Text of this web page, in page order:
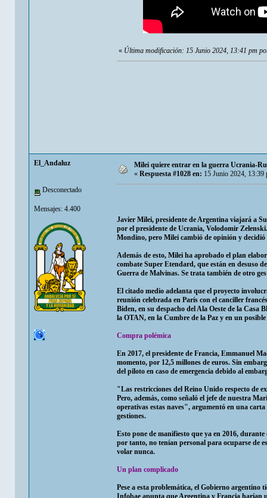
« Última modificación: 15 Junio 2024, 13:41 pm
El_Andaluz
Desconectado
Mensajes: 4.400
Milei quiere entrar en la guerra Ucrania-
«Respuesta #1028 en:15 Junio 2024, 13:39
Javier Milei, presidente de Argentina viajará a
por el presidente de Ucrania, Volodomir
Mondino, pero Milei cambió de opinión y
Además de esto, Milei ha aprobado el plan
combate Super Etendard, que están en desuso
Guerra de Malvinas. Se trata también de otro
El citado medio adelanta que el proyecto
reunión celebrada en París con el canciller
Biden, en su despacho del Ala Oeste de la Casa
la OTAN, en la Cumbre de la Paz y en un
Compra polémica
En 2017, el presidente de Francia, Emmanuel
momento, por 12,5 millones de euros. Sin
del piloto en caso de emergencia debido al
"Las restricciones del Reino Unido respecto de
Pero, además, como señaló el jefe de nuestra
operativas estas naves", argumentó en una
gestiones.
Esto pone de manifiesto que ya en 2016,
por tanto, no tenían personal para ocuparse de
volar nunca.
Un plan complicado
Pese a esta problemática, el Gobierno